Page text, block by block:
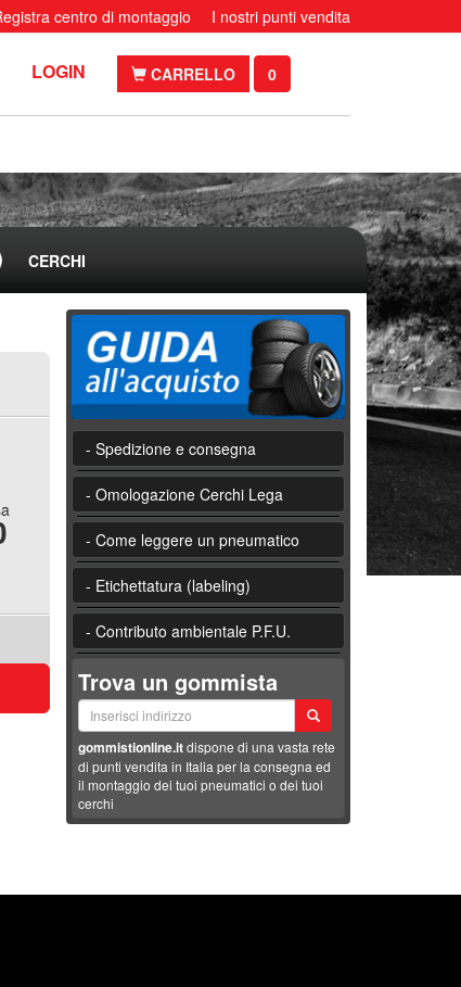
centro di montaggio I nostri punti vendita
LOGIN CARRELLO 0
CERCHI
- Spedizione e consegna
- Omologazione Cerchi Lega
- Come leggere un pneumatico
- Etichettatura (labeling)
- Contributo ambientale P.F.U.
Trova un gommista
gommistionline.itdispone di una vasta rete
di punti vendita in Italia per la consegna ed
il montaggio dei tuoi pneumatici o dei tuoi
cerchi